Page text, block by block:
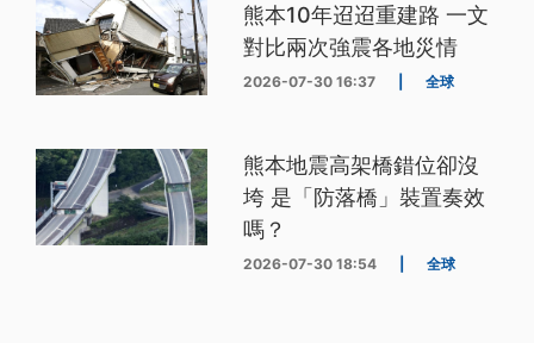
熊本10年迢迢重建路 一文
對比兩次強震各地災情
2026-07-30 16:37 全球
熊本地震高架橋錯位卻沒
垮 是「防落橋」裝置奏效
嗎？
2026-07-30 18:54 全球